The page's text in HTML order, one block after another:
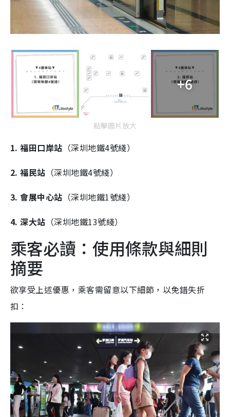
+6
點擊圖片放大
1. 福田口岸站 （深圳地鐵4號綫）
2. 福民站 （深圳地鐵4號綫）
3. 會展中心站 （深圳地鐵1號綫）
4. 深大站 （深圳地鐵13號綫）
乘客必讀：使用條款與細則
摘要
欲享受上述優惠，乘客需留意以下細節，以免錯失折
扣：